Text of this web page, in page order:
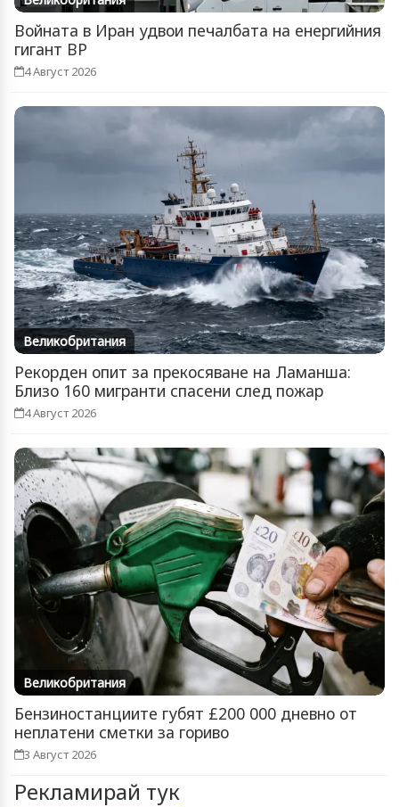
Войната в Иран удвои печалбата на енергийния
гигант BP
4 Август 2026
Великобритания
Рекорден опит за прекосяване на Ламанша:
Близо 160 мигранти спасени след пожар
4 Август 2026
Великобритания
Бензиностанциите губят £200 000 дневно от
неплатени сметки за гориво
3 Август 2026
Рекламирай тук